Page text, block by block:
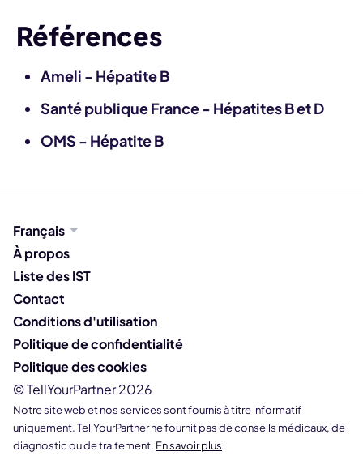
Références
Ameli - Hépatite B
Santé publique France - Hépatites B et D
OMS - Hépatite B
Français
À propos
Liste des IST
Contact
Conditions d'utilisation
Politique de confidentialité
Politique des cookies
© TellYourPartner 2026
Notre site web et nos services sont fournis à titre informatif
uniquement. TellYourPartner ne fournit pas de conseils médicaux, de
diagnostic ou de traitement. En savoir plus